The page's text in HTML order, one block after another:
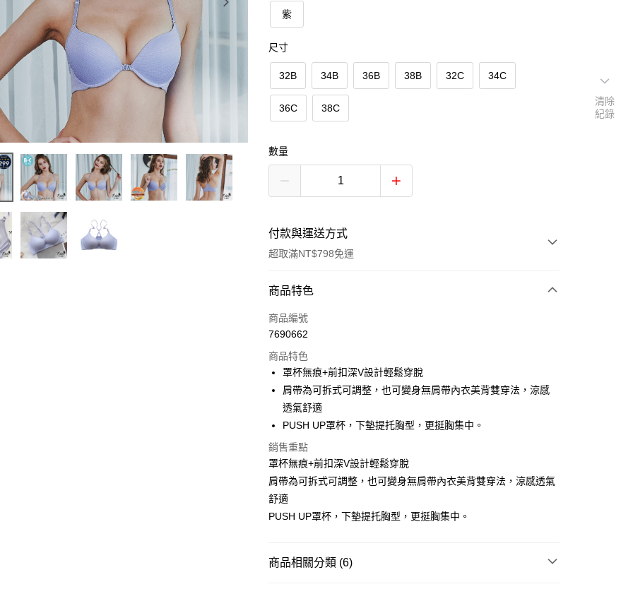
紫
尺寸
32B 34B 36B 38B 32C 34C
36C 38C
數量
付款與運送方式
超取滿NT$798免運
付款方式
信用卡一次付款
LINE Pay
Apple Pay
街口支付
悠遊付
貨到付款
全家取貨付款
商品特色
商品編號
7690662
商品特色
罩杯無痕+前扣深V設計輕鬆穿脫
肩帶為可拆式可調整，也可變身無肩帶內衣美背雙穿法，涼感
透氣舒適
PUSH UP罩杯，下墊提托胸型，更挺胸集中。
銷售重點
罩杯無痕+前扣深V設計輕鬆穿脫
肩帶為可拆式可調整，也可變身無肩帶內衣美背雙穿法，涼感透氣
舒適
PUSH UP罩杯，下墊提托胸型，更挺胸集中。
商品相關分類 (6)
清除
紀錄